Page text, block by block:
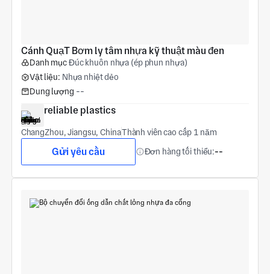
Cánh QuạT Bơm ly tâm nhựa kỹ thuật màu đen
Danh mụcĐúc khuôn nhựa (ép phun nhựa)
Vật liệu: Nhựa nhiệt dẻo
Dung lượng --
reliable plastics
ChangZhou, Jiangsu, ChinaThành viên cao cấp 1 năm
Gửi yêu cầu Đơn hàng tối thiểu:--